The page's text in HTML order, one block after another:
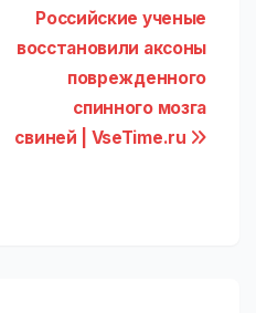
Российские ученые
восстановили аксоны
поврежденного
спинного мозга
свиней | VseTime.ru